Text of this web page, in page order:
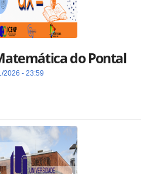
do Pontal
2026 - 23:59